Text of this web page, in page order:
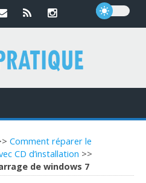
Comment réparer le
CD d’installation >>
de windows 7